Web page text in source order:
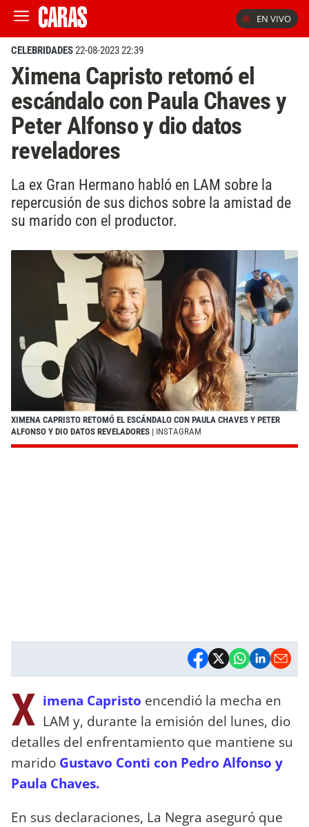
EN VIVO
CELEBRIDADES22-08-2023 22:39
Ximena Capristo retomó el
escándalo con Paula Chaves y
Peter Alfonso y dio datos
reveladores
La ex Gran Hermano habló en LAM sobre la
repercusión de sus dichos sobre la amistad de
su marido con el productor.
XIMENA CAPRISTO RETOMÓ EL ESCÁNDALO CON PAULA CHAVES Y PETER
ALFONSO Y DIO DATOS REVELADORES | INSTAGRAM
X imena Capristo encendió la mecha en
LAM y, durante la emisión del lunes, dio
detalles del enfrentamiento que mantiene su
marido Gustavo Conti con Pedro Alfonso y
Paula Chaves.
En sus declaraciones, La Negra aseguró que